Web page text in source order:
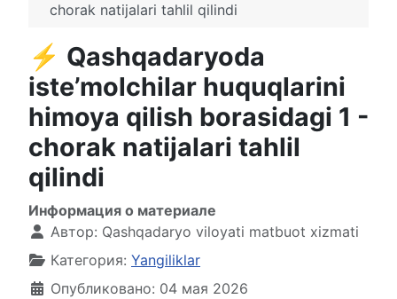
chorak natijalari tahlil qilindi
⚡️ Qashqadaryoda
iste’molchilar huquqlarini
himoya qilish borasidagi 1 -
chorak natijalari tahlil
qilindi
Информация о материале
Автор: Qashqadaryo viloyati matbuot xizmati
Категория: Yangiliklar
Опубликовано: 04 мая 2026